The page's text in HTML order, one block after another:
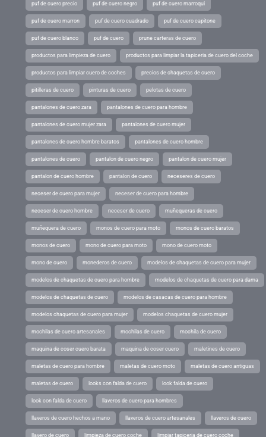
puf de cuero precio puf de cuero negro puf de cuero marroqui
puf de cuero marron puf de cuero cuadrado puf de cuero capitone
puf de cuero blanco puf de cuero prune carteras de cuero
productos para limpieza de cuero productos para limpiar la tapiceria de cuero del coche
productos para limpiar cuero de coches precios de chaquetas de cuero
pitilleras de cuero pinturas de cuero pelotas de cuero
pantalones de cuero zara pantalones de cuero para hombre
pantalones de cuero mujer zara pantalones de cuero mujer
pantalones de cuero hombre baratos pantalones de cuero hombre
pantalones de cuero pantalon de cuero negro pantalon de cuero mujer
pantalon de cuero hombre pantalon de cuero neceseres de cuero
neceser de cuero para mujer neceser de cuero para hombre
neceser de cuero hombre neceser de cuero muñequeras de cuero
muñequera de cuero monos de cuero para moto monos de cuero baratos
monos de cuero mono de cuero para moto mono de cuero moto
mono de cuero monederos de cuero modelos de chaquetas de cuero para mujer
modelos de chaquetas de cuero para hombre modelos de chaquetas de cuero para dama
modelos de chaquetas de cuero modelos de casacas de cuero para hombre
modelos chaquetas de cuero para mujer modelos chaquetas de cuero mujer
mochilas de cuero artesanales mochilas de cuero mochila de cuero
maquina de coser cuero barata maquina de coser cuero maletines de cuero
maletas de cuero para hombre maletas de cuero moto maletas de cuero antiguas
maletas de cuero looks con falda de cuero look falda de cuero
look con falda de cuero llaveros de cuero para hombres
llaveros de cuero hechos a mano llaveros de cuero artesanales llaveros de cuero
llavero de cuero limpieza de cuero coche limpiar tapiceria de cuero coche